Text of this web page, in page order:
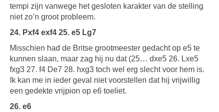
tempi zijn vanwege het gesloten karakter van de stelling
niet zo’n groot probleem.
24. Pxf4 exf4 25. e5 Lg7
Misschien had de Britse grootmeester gedacht op e5 te
kunnen slaan, maar zag hij nu dat (25… dxe5 26. Lxe5
fxg3 27. f4 De7 28. hxg3 toch wel erg slecht voor hem is.
Ik kan me in ieder geval niet voorstellen dat hij vrijwillig
een gedekte vrijpion op e6 toeliet.
26. e6